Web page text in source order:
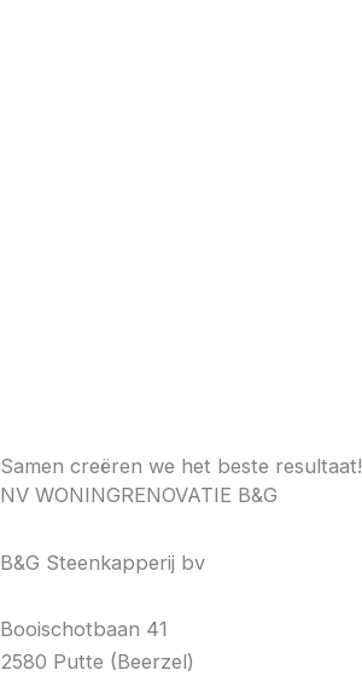
Samen creëren we het beste resultaat!
NV WONINGRENOVATIE B&G
B&G Steenkapperij bv
Booischotbaan 41
2580 Putte (Beerzel)